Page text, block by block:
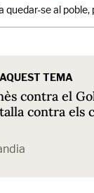
quedar-se al
TEMA
contra el
contra els